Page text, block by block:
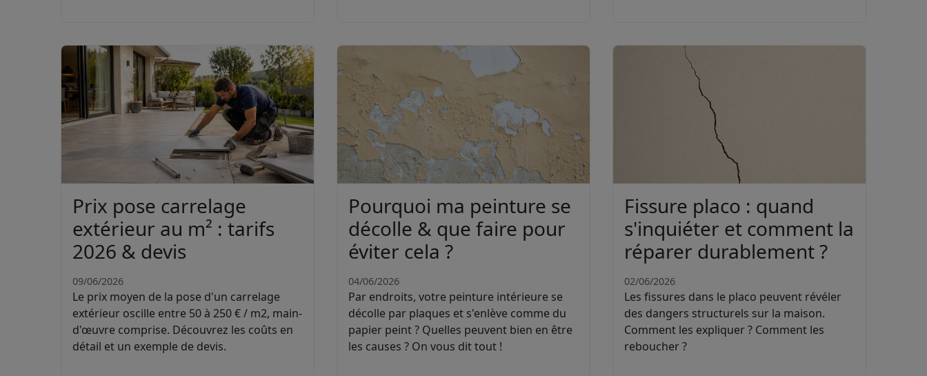
Prix pose carrelage
extérieur au m² : tarifs
2026 & devis
09/06/2026
Le prix moyen de la pose d'un carrelage
extérieur oscille entre 50 à 250 € / m2, main-
d'œuvre comprise. Découvrez les coûts en
détail et un exemple de devis.
Pourquoi ma peinture se
décolle & que faire pour
éviter cela ?
04/06/2026
Par endroits, votre peinture intérieure se
décolle par plaques et s'enlève comme du
papier peint ? Quelles peuvent bien en être
les causes ? On vous dit tout !
Fissure placo : quand
s'inquiéter et comment la
réparer durablement ?
02/06/2026
Les fissures dans le placo peuvent révéler
des dangers structurels sur la maison.
Comment les expliquer ? Comment les
reboucher ?